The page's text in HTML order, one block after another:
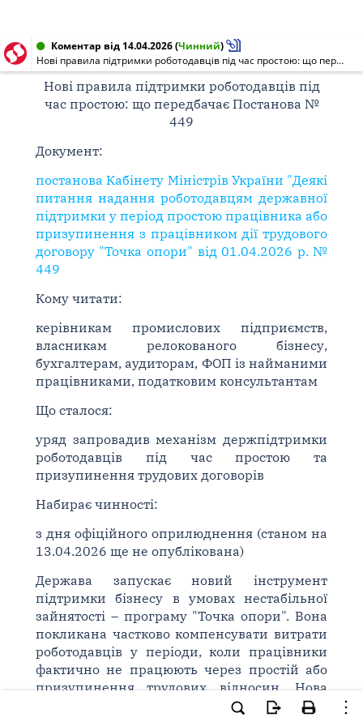
Коментар від 14.04.2026(Чинний)
Нові правила підтримки роботодавців під час простою: що передбачає Постанова № 449
Нові правила підтримки роботодавців під
час простою: що передбачає Постанова №
449
Документ:
постанова Кабінету Міністрів України "Деякі
питання надання роботодавцям державної
підтримки у період простою працівника або
призупинення з працівником дії трудового
договору "Точка опори" від 01.04.2026 р. №
449
Кому читати:
керівникам промислових підприємств,
власникам релокованого бізнесу,
бухгалтерам, аудиторам, ФОП із найманими
працівниками, податковим консультантам
Що сталося:
уряд запровадив механізм держпідтримки
роботодавців під час простою та
призупинення трудових договорів
Набирає чинності:
з дня офіційного оприлюднення (станом на
13.04.2026 ще не опублікована)
Держава запускає новий інструмент
підтримки бізнесу в умовах нестабільної
зайнятості – програму "Точка опори". Вона
покликана частково компенсувати витрати
роботодавців у періоди, коли працівники
фактично не працюють через простій або
призупинення трудових відносин. Нова
ініціатива спрямована на збереження